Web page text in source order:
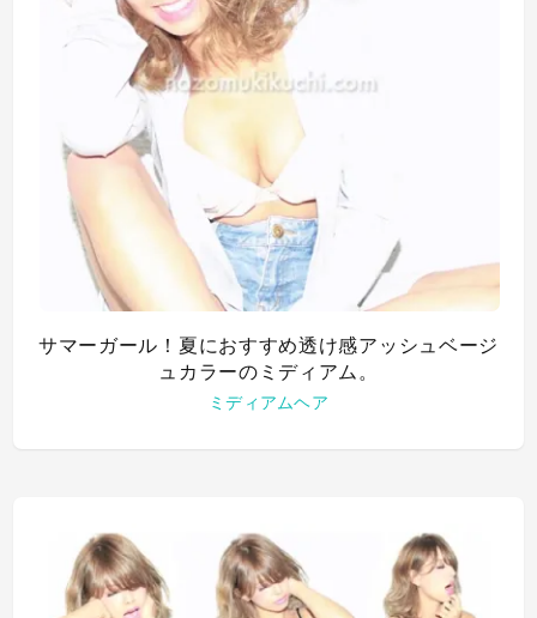
サマーガール！夏におすすめ透け感アッシュベージ
ュカラーのミディアム。
ミディアムヘア